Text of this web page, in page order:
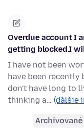
Overdue account I
getting blocked.I
I have not been
have been recently
don't have long to
thinking a… (ďalšie
Archivované